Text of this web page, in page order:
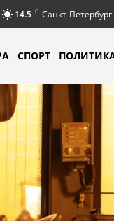
14.5 C Санкт-Петербург
СПОРТ